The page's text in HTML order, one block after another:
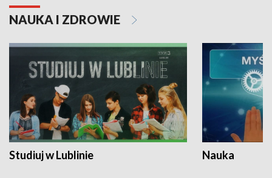
NAUKA I ZDROWIE
Studiuj w Lublinie Nauka